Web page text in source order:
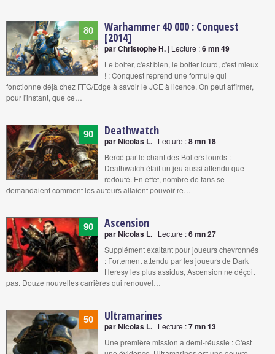
80 Warhammer 40 000 : Conquest
[2014]
par Christophe H. | Lecture :6 mn 49
Le bolter, c'est bien, le bolter lourd, c'est mieux
! : Conquest reprend une formule qui
fonctionne déjà chez FFG/Edge à savoir le JCE à licence. On peut affirmer,
pour l'instant, que ce…
90 Deathwatch
par Nicolas L. | Lecture :8 mn 18
Bercé par le chant des Bolters lourds :
Deathwatch était un jeu aussi attendu que
redouté. En effet, nombre de fans se
demandaient comment les auteurs allaient pouvoir re…
90 Ascension
par Nicolas L. | Lecture :6 mn 27
Supplément exaltant pour joueurs chevronnés
: Fortement attendu par les joueurs de Dark
Heresy les plus assidus, Ascension ne déçoit
pas. Douze nouvelles carrières qui renouvel…
50 Ultramarines
par Nicolas L. | Lecture :7 mn 13
Une première mission a demi-réussie : C'est